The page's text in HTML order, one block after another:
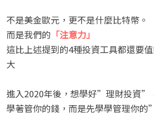
不是美金歐元，更不是什麼比特幣。
而是我們的 「注意力」
這比上述提到的4種投資工具都還要
大
進入2020年後，想學好”理財投資”
學著管你的錢，而是先學學管理你的